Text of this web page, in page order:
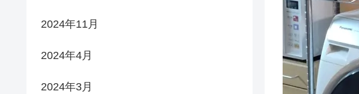
2024年11月
2024年4月
2024年3月